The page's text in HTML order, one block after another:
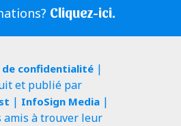
Cliquez-ici.
de confidentialité|
et publié par
| InfoSign Media|
amis à trouver leur